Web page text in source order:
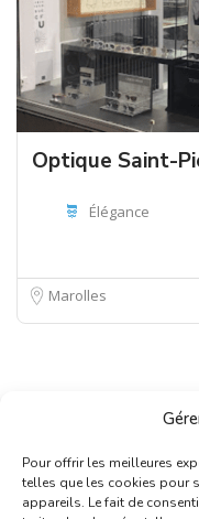
Pour offrir les meilleures
telles que les cookies pour
appareils. Le fait de
Optique Saint-
Élégance
Marolles